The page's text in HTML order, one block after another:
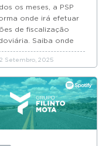
os meses, a PSP
onde irá efetuar
de fiscalização
Saiba onde
os radares da PSP
Setembro de...
2 Setembro, 2025